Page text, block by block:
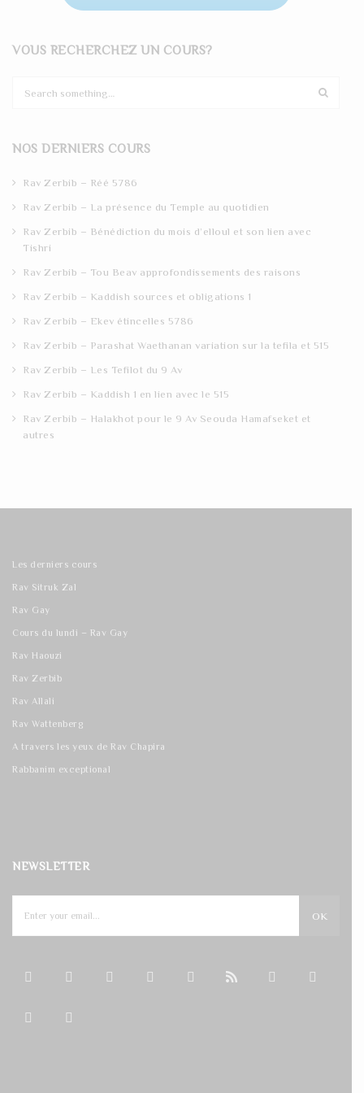
VOUS RECHERCHEZ UN COURS?
c
NOS DERNIERS COURS
Rav Zerbib – Réé 5786
Rav Zerbib – La présence du Temple au quotidien
Rav Zerbib – Bénédiction du mois d’elloul et son lien avec
Tishri
Rav Zerbib – Tou Beav approfondissements des raisons
Rav Zerbib – Kaddish sources et obligations 1
Rav Zerbib – Ekev étincelles 5786
Rav Zerbib – Parashat Waethanan variation sur la tefila et 515
Rav Zerbib – Les Tefilot du 9 Av
Rav Zerbib – Kaddish 1 en lien avec le 515
Rav Zerbib – Halakhot pour le 9 Av Seouda Hamafseket et
autres
Les derniers cours
Rav Sitruk Zal
Rav Gay
Cours du lundi – Rav Gay
Rav Haouzi
Rav Zerbib
Rav Allali
Rav Wattenberg
A travers les yeux de Rav Chapira
Rabbanim exceptional
NEWSLETTER
OK